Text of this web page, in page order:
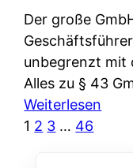
h
e
t
l
c
h
e
n
l
ä
u
Der große
unbegrenzt mit
Alles zu § 43
Weiterlesen
1 2 3 … 46